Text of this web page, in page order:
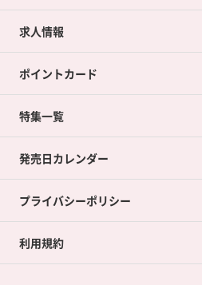
カードラボの買取サービスTOP
店舗買取について
ネット買取について
買取承諾書について
求人情報
ポイントカード
ポイントカードTOP
ポイント交換景品
特集一覧
発売日カレンダー
プライバシーポリシー
利用規約